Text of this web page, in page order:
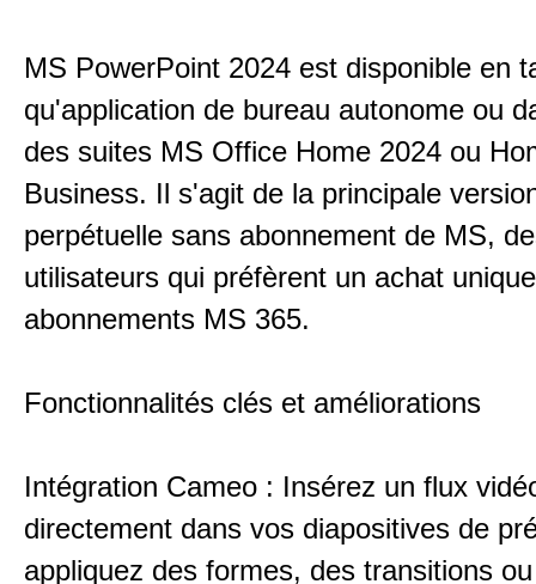
MS PowerPoint 2024 est disponible en
qu'application de bureau autonome ou
des suites MS Office Home 2024 ou
Business. Il s'agit de la principale
perpétuelle sans abonnement de MS,
utilisateurs qui préfèrent un achat
abonnements MS 365.
Fonctionnalités clés et améliorations
Intégration Cameo : Insérez un flux
directement dans vos diapositives de
appliquez des formes, des transitions